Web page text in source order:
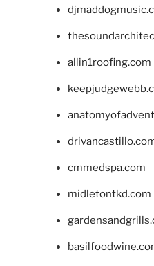
allin1roofing.com
cmmedspa.com
midletontkd.com